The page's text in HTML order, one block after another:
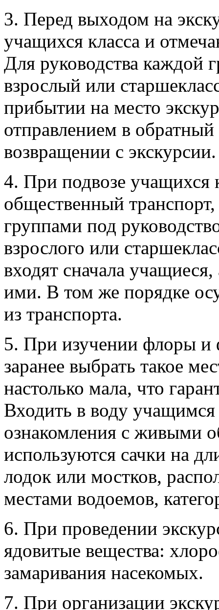
3. Перед выходом на
учащихся класса и
Для руководства каждой
взрослый или
прибытии на место
отправлением в
возвращении с экскурсии.
4. При подвозе учащихся
общественный
группами под
взрослого или
входят сначала
ими. В том же порядке
из транспорта.
5. При изучении флоры и
заранее выбрать такое
настолько мала, что
Входить в воду
ознакомления с живыми
используются сачки на
лодок или мостков,
местами водоемов,
6. При проведении
ядовитые вещества:
замаривания насекомых.
7. При организации